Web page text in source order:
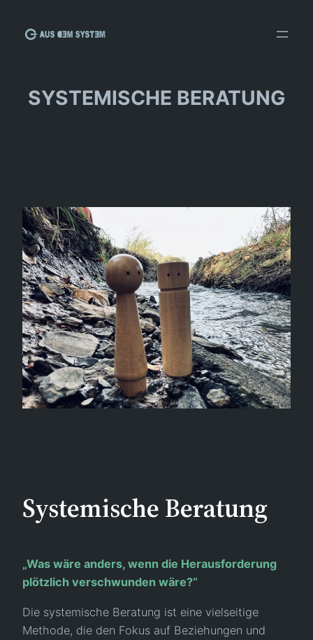
Inhalt
SYSTEMISCHE BERATUNG
Systemische Beratung
„Was wäre anders, wenn die Herausforderung
plötzlich verschwunden wäre?“
Die systemische Beratung ist eine vielseitige
Methode, die den Fokus auf Beziehungen und